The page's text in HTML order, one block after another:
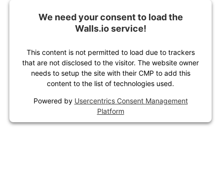
We need your consent to load the
Walls.io service!
This content is not permitted to load due to trackers
that are not disclosed to the visitor. The website owner
needs to setup the site with their CMP to add this
content to the list of technologies used.
Powered by Usercentrics Consent Management
Platform